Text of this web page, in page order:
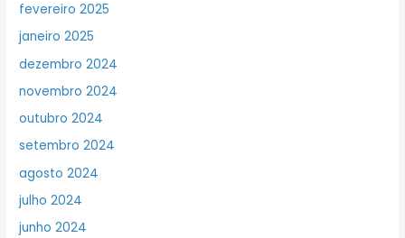
fevereiro 2025
janeiro 2025
dezembro 2024
novembro 2024
outubro 2024
setembro 2024
agosto 2024
julho 2024
junho 2024